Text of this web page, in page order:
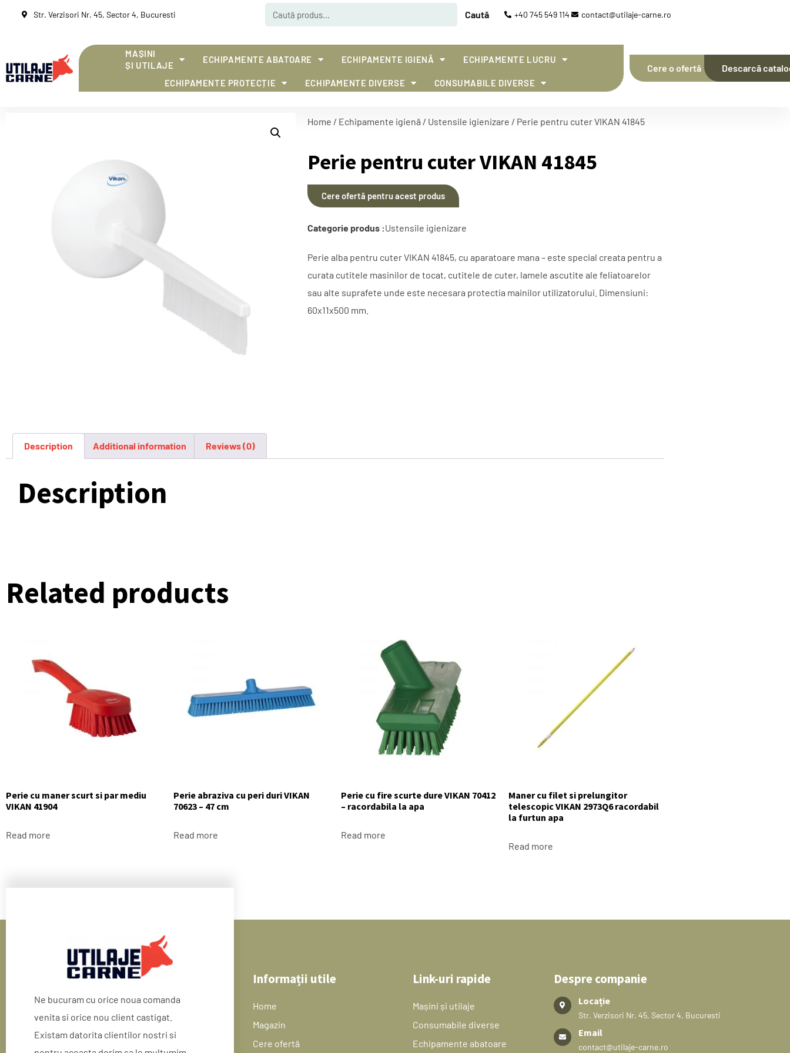
Str. Verzisori Nr. 45, Sector 4, Bucuresti Caută +40 745 549 114 contact@utilaje-carne.ro
MAȘINI
ȘI UTILAJE
ECHIPAMENTE ABATOARE ECHIPAMENTE IGIENĂ ECHIPAMENTE LUCRU
ECHIPAMENTE PROTECȚIE ECHIPAMENTE DIVERSE CONSUMABILE DIVERSE
Cere o ofertă Descarcă
Home / Echipamente igienă / Ustensile igienizare / Perie pentru cuter VIKAN 41845
Perie pentru cuter VIKAN 41845
Cere ofertă pentru acest produs
Categorie produs :Ustensile igienizare
Perie alba pentru cuter VIKAN 41845, cu aparatoare mana – este special creata pentru a
curata cutitele masinilor de tocat, cutitele de cuter, lamele ascutite ale feliatoarelor
sau alte suprafete unde este necesara protectia mainilor utilizatorului. Dimensiuni:
60x11x500 mm.
Description Additional information Reviews (0)
Description
Related products
Perie cu maner scurt si par mediu
VIKAN 41904
Read more
Perie abraziva cu peri duri VIKAN
70623 – 47 cm
Read more
Perie cu fire scurte dure VIKAN 70412
– racordabila la apa
Read more
Maner cu filet si prelungitor
telescopic VIKAN 2973Q6 racordabil
la furtun apa
Read more
Ne bucuram cu orice noua comanda
venita si orice nou client castigat.
Existam datorita clientilor nostri si
Informații utile
Home
Magazin
Cere ofertă
Link-uri rapide
Mașini și utilaje
Consumabile diverse
Echipamente abatoare
Despre companie
Locație
Str. Verzisori Nr. 45, Sector 4, Bucuresti
Email
contact@utilaje-carne.ro